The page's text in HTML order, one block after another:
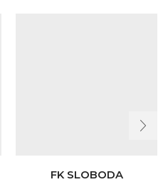
FK SLOBODA